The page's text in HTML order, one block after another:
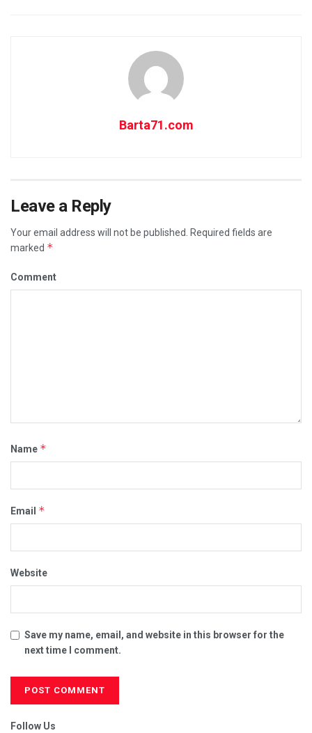
Barta71.com
Leave a Reply
Your email address will not be published.
Required fields are
marked *
Comment
Name *
Email *
Website
Save my name, email, and website in this browser for the
next time I comment.
Follow Us